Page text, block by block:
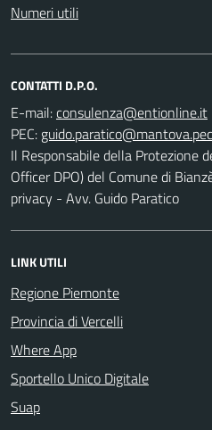
Numeri utili
CONTATTI D.P.O.
E-mail:
PEC:
Il Responsabile della Protezione
Officer DPO) del Comune di
privacy - Avv. Guido Paratico
LINK UTILI
Regione Piemonte
Provincia di Vercelli
Where App
Sportello Unico Digitale
Suap